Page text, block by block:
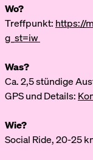
Wo?
Treffpunkt: https://
g_st=iw
Was?
Ca. 2,5 stündige
GPS und Details:
Wie?
Social Ride, 20-25